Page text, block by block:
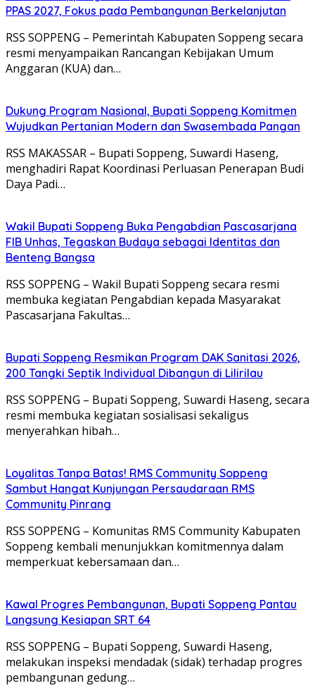
PPAS 2027, Fokus pada Pembangunan Berkelanjutan
RSS SOPPENG – Pemerintah Kabupaten Soppeng secara
resmi menyampaikan Rancangan Kebijakan Umum
Anggaran (KUA) dan…
Dukung Program Nasional, Bupati Soppeng Komitmen
Wujudkan Pertanian Modern dan Swasembada Pangan
RSS MAKASSAR – Bupati Soppeng, Suwardi Haseng,
menghadiri Rapat Koordinasi Perluasan Penerapan Budi
Daya Padi…
Wakil Bupati Soppeng Buka Pengabdian Pascasarjana
FIB Unhas, Tegaskan Budaya sebagai Identitas dan
Benteng Bangsa
RSS SOPPENG – Wakil Bupati Soppeng secara resmi
membuka kegiatan Pengabdian kepada Masyarakat
Pascasarjana Fakultas…
Bupati Soppeng Resmikan Program DAK Sanitasi 2026,
200 Tangki Septik Individual Dibangun di Lilirilau
RSS SOPPENG – Bupati Soppeng, Suwardi Haseng, secara
resmi membuka kegiatan sosialisasi sekaligus
menyerahkan hibah…
Loyalitas Tanpa Batas! RMS Community Soppeng
Sambut Hangat Kunjungan Persaudaraan RMS
Community Pinrang
RSS SOPPENG – Komunitas RMS Community Kabupaten
Soppeng kembali menunjukkan komitmennya dalam
memperkuat kebersamaan dan…
Kawal Progres Pembangunan, Bupati Soppeng Pantau
Langsung Kesiapan SRT 64
RSS SOPPENG – Bupati Soppeng, Suwardi Haseng,
melakukan inspeksi mendadak (sidak) terhadap progres
pembangunan gedung…